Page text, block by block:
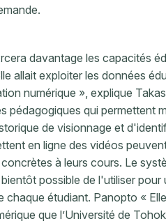
davantage les capacités
allait exploiter les données
numérique », explique
pédagogiques qui permettent
de visionnage et
en ligne des vidéos
à leurs cours. Le
possible de l'utiliser pour
étudiant. Panopto «
que l’Université de